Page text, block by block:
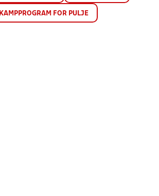
KAMPPROGRAM FOR PULJE